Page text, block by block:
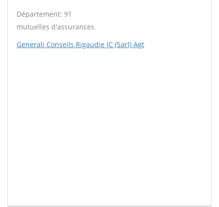
Département: 91
mutuelles d'assurances
Generali Conseils Rigaudie JC (Sarl) Agt